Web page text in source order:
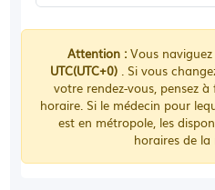
Attention :Vous
UTC(UTC+0) . Si vous
votre rendez-vous, pensez
horaire. Si le médecin pour
est en métropole, les
horaires de